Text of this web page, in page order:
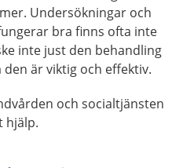
Undersökningar och
bra finns ofta inte
inte just den behandling
är viktig och effektiv.
och socialtjänsten
hjälp.